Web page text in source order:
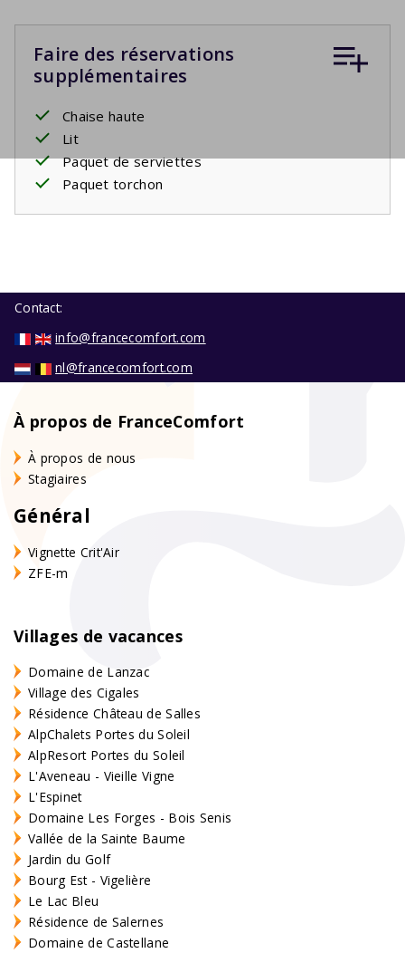
Faire des réservations
supplémentaires
Chaise haute
Lit
Paquet de serviettes
Paquet torchon
Contact:
info@francecomfort.com
nl@francecomfort.com
À propos de FranceComfort
À propos de nous
Stagiaires
Général
Vignette Crit'Air
ZFE-m
Villages de vacances
Domaine de Lanzac
Village des Cigales
Résidence Château de Salles
AlpChalets Portes du Soleil
AlpResort Portes du Soleil
L'Aveneau - Vieille Vigne
L'Espinet
Domaine Les Forges - Bois Senis
Vallée de la Sainte Baume
Jardin du Golf
Bourg Est - Vigelière
Le Lac Bleu
Résidence de Salernes
Domaine de Castellane